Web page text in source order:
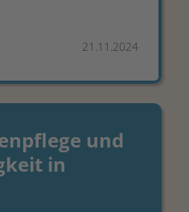
21.11.2024
und
in